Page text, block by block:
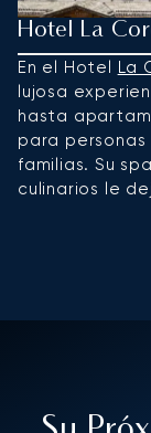
Hotel La
En el Hotel La
lujosa
hasta
para personas
familias. Su
culinarios le